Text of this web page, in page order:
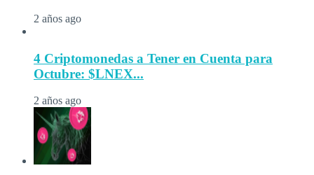
2 años ago
4 Criptomonedas a Tener en Cuenta para
Octubre: $LNEX...
2 años ago